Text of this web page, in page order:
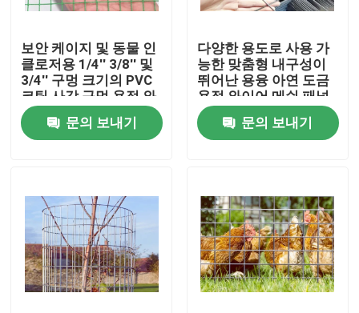
VR 쇼
우리 에 관한 것
보안 케이지 및 동물 인
클로저용 1/4'' 3/8'' 및
3/4'' 구멍 크기의 PVC
코팅 사각 구멍 용접 와
이어 메쉬
문의 보내기
다양한 용도로 사용 가
능한 맞춤형 내구성이
뛰어난 용융 아연 도금
용접 와이어 메쉬 패널
문의 보내기